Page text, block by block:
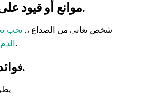
موانع أو قيود على يوجا تاداسانا.
شخص يعاني من الصداع ،, يجب
هذا التمرين.
فوائد تاداسانا يوجا.